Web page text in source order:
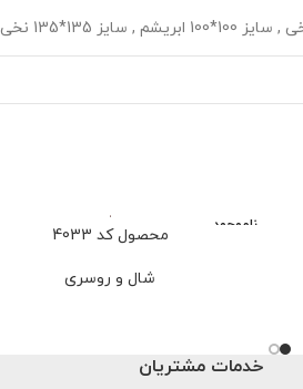
, سایز 100*100 ابریشم , سایز 135*135 نخی
ناموجود محصول کد 4033
شال و روسری
خدمات مشتریان